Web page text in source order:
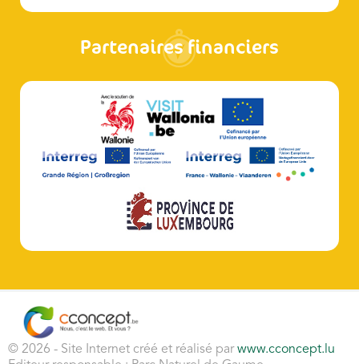
Partenaires financiers
© 2026 - Site Internet créé et réalisé parwww.cconcept.lu